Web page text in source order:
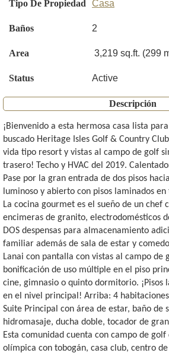
Tipo De Propiedad Casa
Baños 2
Area 3,219 sq.ft. (299
Status Active
Descripción
¡Bienvenido a esta hermosa casa lista
buscado Heritage Isles Golf & Country
vida tipo resort y vistas al campo de golf
trasero! Techo y HVAC del 2019.
Pase por la gran entrada de dos pisos
luminoso y abierto con pisos laminados
La cocina gourmet es el sueño de un chef
encimeras de granito, electrodomésticos
DOS despensas para almacenamiento
familiar además de sala de estar y
Lanai con pantalla con vistas al campo de
bonificación de uso múltiple en el piso
cine, gimnasio o quinto dormitorio. ¡Pisos
en el nivel principal! Arriba: 4
Suite Principal con área de estar, baño de
hidromasaje, ducha doble, tocador de
Esta comunidad cuenta con campo de golf
olímpica con tobogán, casa club, centro